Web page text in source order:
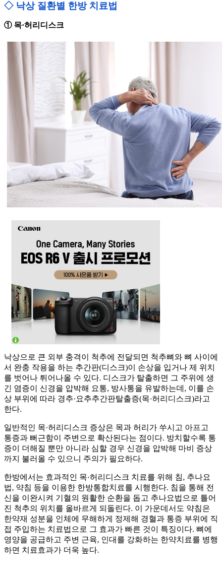
◇ 낙상 질환별 한방 치료법
① 목·허리디스크
낙상으로 큰 외부 충격이 척추에 전달되면 척추뼈와 뼈 사이에
서 완충 작용을 하는 추간판(디스크)이 손상을 입거나 제 위치
를 벗어나 튀어나올 수 있다. 디스크가 탈출하면 그 주위에 생
긴 염증이 신경을 압박해 요통, 방사통을 유발하는데, 이를 손
상 부위에 따라 경추·요추추간판탈출증(목·허리디스크)라고
한다.
일반적인 목·허리디스크 증상은 목과 허리가 쑤시고 아프고
통증과 뻐근함이 주변으로 확산된다는 점이다. 방치할수록 통
증이 더해질 뿐만 아니라 심할 경우 신경을 압박해 마비 증상
까지 불러올 수 있으니 주의가 필요하다.
한방에서는 효과적인 목·허리디스크 치료를 위해 침, 추나요
법, 약침 등을 이용한 한방통합치료를 시행한다. 침을 통해 전
신을 이완시켜 기혈의 원활한 순환을 돕고 추나요법으로 틀어
진 척추의 위치를 올바르게 되돌린다. 이 가운데서도 약침은
한약재 성분을 인체에 무해하게 정제해 경혈과 통증 부위에 직
접 주입하는 치료법으로 그 효과가 빠른 것이 특징이다. 뼈에
영양을 공급하고 주변 근육, 인대를 강화하는 한약치료를 병행
하면 치료효과가 더욱 높다.